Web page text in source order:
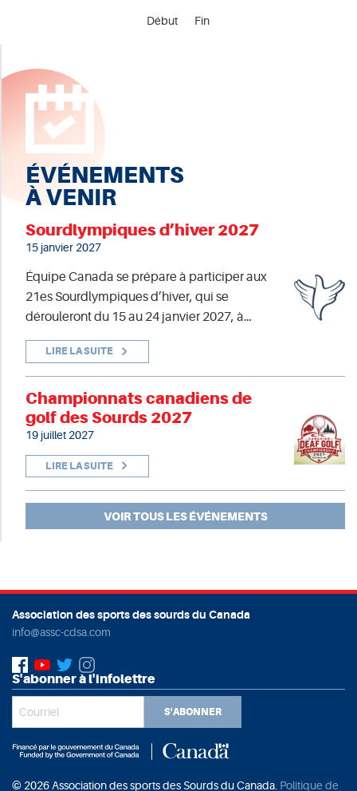
Début Fin
ÉVÉNEMENTS
À VENIR
Sourdlympiques d’hiver 2027
15 janvier 2027
Équipe Canada se prépare à participer aux
21es Sourdlympiques d’hiver, qui se
dérouleront du 15 au 24 janvier 2027, à…
LIRE LA SUITE
Championnats canadiens de
golf des Sourds 2027
19 juillet 2027
LIRE LA SUITE
VOIR TOUS LES ÉVÉNEMENTS
Association des sports des sourds du Canada
info@assc-cdsa.com
S'abonner à l'infolettre
S'ABONNER
© 2026 Association des sports des Sourds du Canada. Politique de